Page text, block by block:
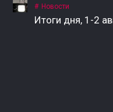
Новости
Итоги дня, 1-2